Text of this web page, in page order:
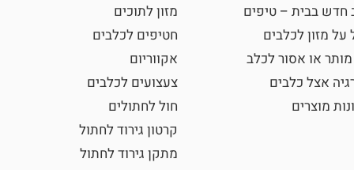
חדש בבית – טיפים
על מזון לכלבים
או אסור לכלב
אצל כלבים
מוצרים
מזון לתוכים
חטיפים לכלבים
אקווריום
צעצועים לכלבים
חול לחתולים
קרטון גירוד לחתול
מתקן גירוד לחתול